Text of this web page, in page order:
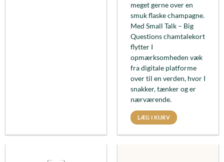
meget gerne over en
smuk flaske champagne.
Med Small Talk – Big
Questions chamtalekort
flytter I
opmærksomheden væk
fra digitale platforme
over til en verden, hvor I
snakker, tænker og er
nærværende.
LÆG I KURV